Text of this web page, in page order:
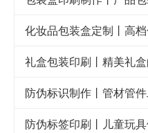
防伪标识制作丨管材管
防伪标签印刷丨儿童玩